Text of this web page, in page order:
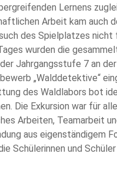
Lernens
Arbeit kam auch
des Spielplatzes nicht
wurden die
Jahrgangsstufe 7 an
„Walddetektive“
des Waldlabors bot
Die Exkursion war für
Arbeiten, Teamarbeit
aus eigenständigem
Schülerinnen und